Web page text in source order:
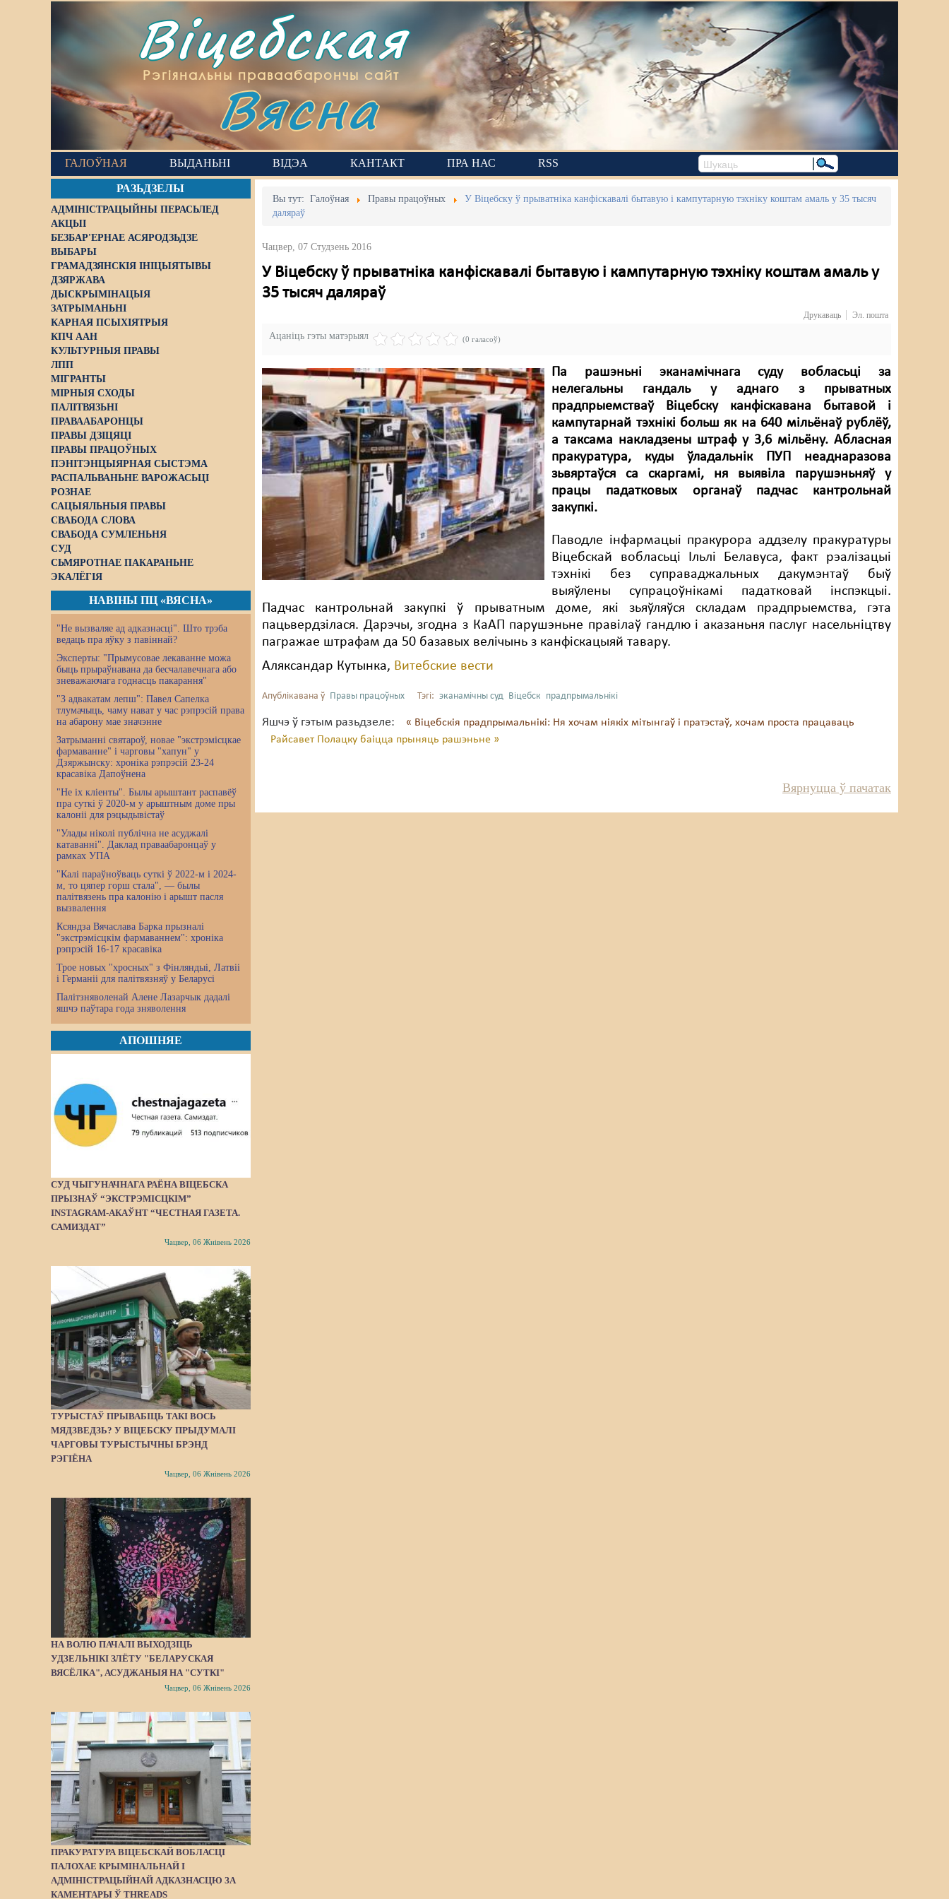
Віцебская
Рэгіянальны праваабарончы сайт
Вясна
ГАЛОЎНАЯ ВЫДАНЬНІ ВІДЭА КАНТАКТ ПРА НАС RSS
РАЗЬДЗЕЛЫ
АДМІНІСТРАЦЫЙНЫ ПЕРАСЬЛЕД
АКЦЫІ
БЕЗБАР'ЕРНАЕ АСЯРОДЗЬДЗЕ
ВЫБАРЫ
ГРАМАДЗЯНСКІЯ ІНІЦЫЯТЫВЫ
ДЗЯРЖАВА
ДЫСКРЫМІНАЦЫЯ
ЗАТРЫМАНЬНІ
КАРНАЯ ПСЫХІЯТРЫЯ
КПЧ ААН
КУЛЬТУРНЫЯ ПРАВЫ
ЛПП
МІГРАНТЫ
МІРНЫЯ СХОДЫ
ПАЛІТВЯЗЬНІ
ПРАВААБАРОНЦЫ
ПРАВЫ ДЗІЦЯЦІ
ПРАВЫ ПРАЦОЎНЫХ
ПЭНІТЭНЦЫЯРНАЯ СЫСТЭМА
РАСПАЛЬВАНЬНЕ ВАРОЖАСЬЦІ
РОЗНАЕ
САЦЫЯЛЬНЫЯ ПРАВЫ
СВАБОДА СЛОВА
СВАБОДА СУМЛЕНЬНЯ
СУД
СЬМЯРОТНАЕ ПАКАРАНЬНЕ
ЭКАЛЁГІЯ
НАВІНЫ ПЦ «ВЯСНА»
"Не вызваляе ад адказнасці". Што трэба
ведаць пра яўку з павіннай?
Эксперты: "Прымусовае лекаванне можа
быць прыраўнавана да бесчалавечнага або
зневажаючага годнасць пакарання"
"З адвакатам лепш": Павел Сапелка
тлумачыць, чаму нават у час рэпрэсій права
на абарону мае значэнне
Затрыманні святароў, новае "экстрэмісцкае
фармаванне" і чарговы "хапун" у
Дзяржынску: хроніка рэпрэсій 23-24
красавіка Дапоўнена
"Не іх кліенты". Былы арыштант распавёў
пра суткі ў 2020-м у арыштным доме пры
калоніі для рэцыдывістаў
"Улады ніколі публічна не асуджалі
катаванні". Даклад праваабаронцаў у
рамках УПА
"Калі параўноўваць суткі ў 2022-м і 2024-
м, то цяпер горш стала", — былы
палітвязень пра калонію і арышт пасля
вызвалення
Ксяндза Вячаслава Барка прызналі
"экстрэмісцкім фармаваннем": хроніка
рэпрэсій 16-17 красавіка
Трое новых "хросных" з Фінляндыі, Латвіі
і Германіі для палітвязняў у Беларусі
Палітзняволенай Алене Лазарчык дадалі
яшчэ паўтара года зняволення
АПОШНЯЕ
СУД ЧЫГУНАЧНАГА РАЁНА ВІЦЕБСКА
ПРЫЗНАЎ “ЭКСТРЭМІСЦКІМ”
INSTAGRAM-АКАЎНТ “ЧЕСТНАЯ ГАЗЕТА.
САМИЗДАТ”
Чацвер, 06 Жнівень 2026
ТУРЫСТАЎ ПРЫВАБІЦЬ ТАКІ ВОСЬ
МЯДЗВЕДЗЬ? У ВІЦЕБСКУ ПРЫДУМАЛІ
ЧАРГОВЫ ТУРЫСТЫЧНЫ БРЭНД
РЭГІЁНА
Чацвер, 06 Жнівень 2026
НА ВОЛЮ ПАЧАЛІ ВЫХОДЗІЦЬ
УДЗЕЛЬНІКІ ЗЛЁТУ "БЕЛАРУСКАЯ
ВЯСЁЛКА", АСУДЖАНЫЯ НА "СУТКІ"
Чацвер, 06 Жнівень 2026
ПРАКУРАТУРА ВІЦЕБСКАЙ ВОБЛАСЦІ
ПАЛОХАЕ КРЫМІНАЛЬНАЙ І
АДМІНІСТРАЦЫЙНАЙ АДКАЗНАСЦЮ ЗА
КАМЕНТАРЫ Ў THREADS
Вы тут:Галоўная Правы працоўных
У Віцебску ў прыватніка канфіскавалі бытавую і кампутарную тэхніку коштам амаль у 35 тысяч
даляраў
Чацвер, 07 Студзень 2016
У Віцебску ў прыватніка канфіскавалі бытавую і кампутарную тэхніку коштам амаль у
35 тысяч даляраў
Друкаваць Эл. пошта
Ацаніць гэты матэрыял (0 галасоў)
Па рашэньні эканамічнага суду вобласьці за
нелегальны гандаль у аднаго з прыватных
прадпрыемстваў Віцебску канфіскавана бытавой і
кампутарнай тэхнікі больш як на 640 мільёнаў рублёў,
а таксама накладзены штраф у 3,6 мільёну. Абласная
пракуратура, куды ўладальнік ПУП неаднаразова
зьвяртаўся са скаргамі, ня выявіла парушэньняў у
працы падатковых органаў падчас кантрольнай
закупкі.
Паводле інфармацыі пракурора аддзелу пракуратуры
Віцебскай вобласьці Ільлі Белавуса, факт рэалізацыі
тэхнікі без суправаджальных дакумэнтаў быў
выяўлены супрацоўнікамі падатковай інспэкцыі.
Падчас кантрольнай закупкі ў прыватным доме, які зьяўляўся складам прадпрыемства, гэта
пацьвердзілася. Дарэчы, згодна з КаАП парушэньне правілаў гандлю і аказаньня паслуг насельніцтву
пагражае штрафам да 50 базавых велічынь з канфіскацыяй тавару.
Аляксандар Кутынка, Витебские вести
Апублікавана ў Правы працоўных Тэгі: эканамічны суд Віцебск прадпрымальнікі
Яшчэ ў гэтым разьдзеле:
« Віцебскія прадпрымальнікі: Ня хочам ніякіх мітынгаў і пратэстаў, хочам проста працаваць
Райсавет Полацку баіцца прыняць рашэньне »
Вярнуцца ў пачатак